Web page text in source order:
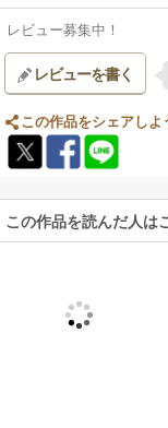
レビュー募集中！
レビューを書く
この作品をシェアしよ
この作品を読んだ人は